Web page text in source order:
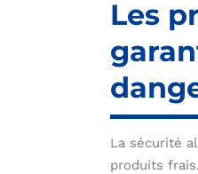
Les
La sécurité
produits